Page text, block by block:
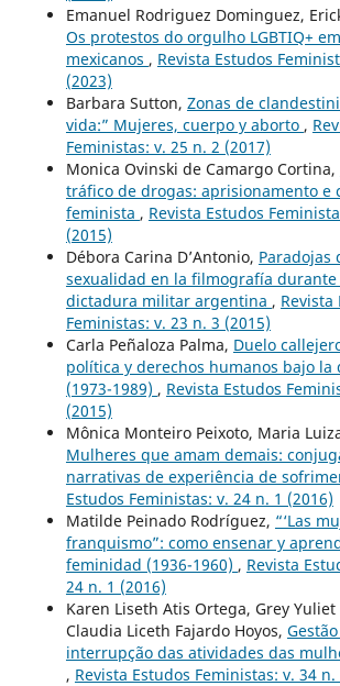
Emanuel Rodriguez Dominguez,
Os protestos do orgulho LGBTIQ+
mexicanos , Revista Estudos
(2023)
Barbara Sutton, Zonas de
vida:” Mujeres, cuerpo y aborto ,
Feministas: v. 25 n. 2 (2017)
Monica Ovinski de Camargo Cortina,
tráfico de drogas: aprisionamento e
feminista , Revista Estudos
(2015)
Débora Carina D’Antonio, Paradojas
sexualidad en la filmografía
dictadura militar argentina , Revista
Feministas: v. 23 n. 3 (2015)
Carla Peñaloza Palma, Duelo
política y derechos humanos bajo
(1973-1989) , Revista Estudos
(2015)
Mônica Monteiro Peixoto, Maria
Mulheres que amam demais:
narrativas de experiência de
Estudos Feministas: v. 24 n. 1 (2016)
Matilde Peinado Rodríguez, “‘Las
franquismo”: como ensenar y
feminidad (1936-1960) , Revista
24 n. 1 (2016)
Karen Liseth Atis Ortega, Grey Yuliet
Claudia Liceth Fajardo Hoyos,
interrupção das atividades das
, Revista Estudos Feministas: v. 34 n.